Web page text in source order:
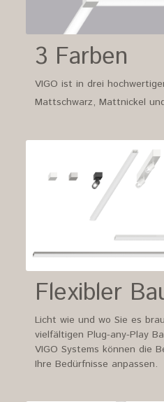
3 Farben
VIGO ist in drei
Mattschwarz, Mattnickel
Flexibler
Licht wie und wo Sie es
vielfältigen Plug-any-Play
VIGO Systems können die
Ihre Bedürfnisse anpassen.